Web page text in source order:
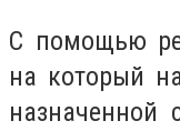
С помощью
на который
назначенной